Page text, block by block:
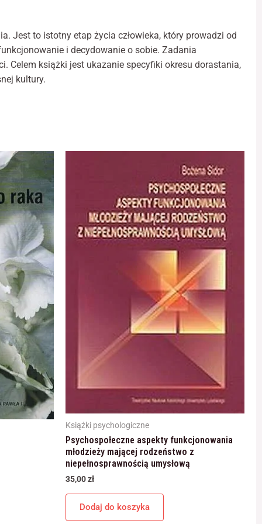
Jest to istotny etap życia człowieka, który prowadzi od
i decydowanie o sobie. Zadania
Celem książki jest ukazanie specyfiki okresu dorastania,
kultury.
Książki psychologiczne
Psychospołeczne aspekty funkcjonowania
młodzieży mającej rodzeństwo z
niepełnosprawnością umysłową
35,00zł
Dodaj do koszyka